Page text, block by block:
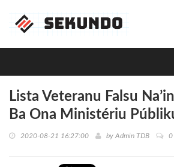
Lista Veteranu Falsu
Ba Ona Ministériu
2020-08-21 16:27:00 by Admin TDB 0